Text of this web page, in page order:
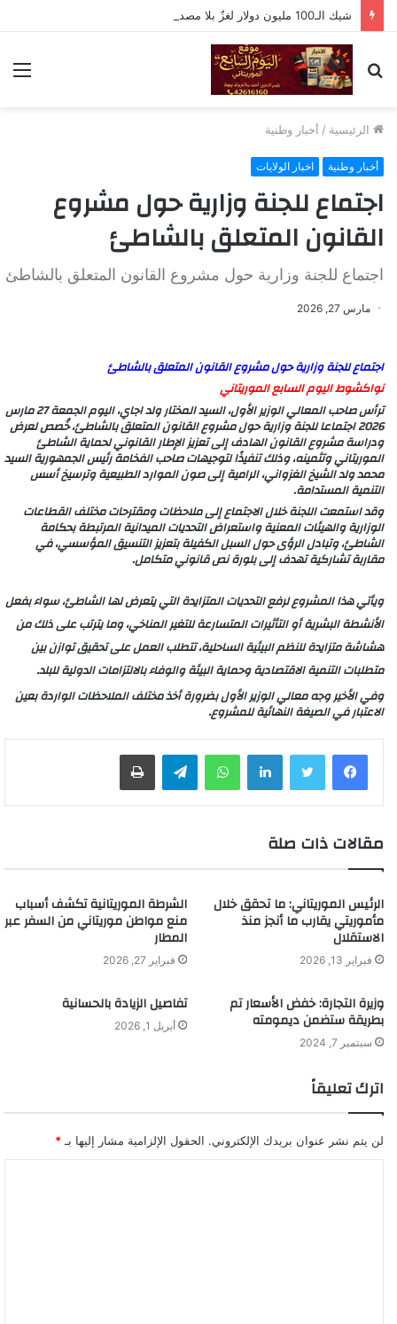
بحث
عن
الرئيسية / أخبار وطنية
أخبار وطنية اخبار الولايات
اجتماع للجنة وزارية حول مشروع
القانون المتعلق بالشاطئ
اجتماع للجنة وزارية حول مشروع القانون المتعلق بالشاطئ
مارس 27, 2026
اجتماع للجنة وزارية حول مشروع القانون المتعلق بالشاطئ
نواكشوط اليوم السابع الموريتاني
ترأس صاحب المعالي الوزير الأول، السيد المختار ولد اجاي، اليوم الجمعة 27 مارس
2026 اجتماعا للجنة وزارية حول مشروع القانون المتعلق بالشاطئ، خُصص لعرض
ودراسة مشروع القانون الهادف إلى تعزيز الإطار القانوني لحماية الشاطئ
الموريتاني وتثمينه، وذلك تنفيذًا لتوجيهات صاحب الفخامة رئيس الجمهورية السيد
محمد ولد الشيخ الغزواني، الرامية إلى صون الموارد الطبيعية وترسيخ أسس
التنمية المستدامة.
وقد استمعت اللجنة خلال الاجتماع إلى ملاحظات ومقترحات مختلف القطاعات
الوزارية والهيئات المعنية واستعراض التحديات الميدانية المرتبطة بحكامة
الشاطئ، وتبادل الرؤى حول السبل الكفيلة بتعزيز التنسيق المؤسسي، في
مقاربة تشاركية تهدف إلى بلورة نص قانوني متكامل.
ويأتي هذا المشروع لرفع التحديات المتزايدة التي يتعرض لها الشاطئ، سواء بفعل
الأنشطة البشرية أو التأثيرات المتسارعة للتغير المناخي، وما يترتب على ذلك من
هشاشة متزايدة للنظم البيئية الساحلية، تتطلب العمل على تحقيق توازن بين
متطلبات التنمية الاقتصادية وحماية البيئة والوفاء بالالتزامات الدولية للبلد.
وفي الأخير وجه معالي الوزير الأول بضرورة أخذ مختلف الملاحظات الواردة بعين
الاعتبار في الصيغة النهائية للمشروع.
لينكدإن واتساب
مقالات ذات صلة
الرئيس الموريتاني: ما تحقق خلال
مأموريتي يقارب ما أنجز منذ
الاستقلال
فبراير 13, 2026
الشرطة الموريتانية تكشف أسباب
منع مواطن موريتاني من السفر عبر
المطار
فبراير 27, 2026
وزيرة التجارة: خفض الأسعار تم
بطريقة ستضمن ديمومته
سبتمبر 7, 2024
تفاصيل الزيادة بالحسانية
أبريل 1, 2026
اترك تعليقاً
لن يتم نشر عنوان بريدك الإلكتروني. الحقول الإلزامية مشار إليها بـ *